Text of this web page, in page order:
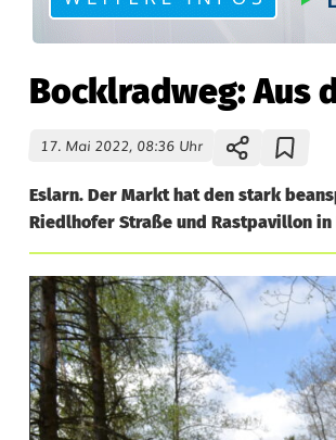
Bocklradweg: Aus
17. Mai 2022, 08:36 Uhr
Eslarn. Der Markt hat den stark
Riedlhofer Straße und Rastpavillon
B
o
c
k